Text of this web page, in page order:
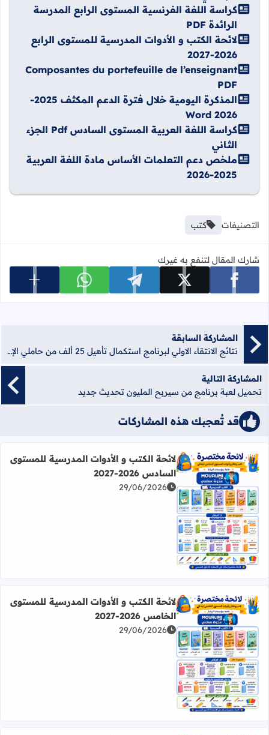
كراسة اللغة الفرنسية المستوى الرابع المدرسة
الرائدة PDF
لائحة الكتب و الأدوات المدرسية للمستوى الرابع
2026-2027
Composantes du portefeuille de l’enseignant
PDF
المذكرة اليومية خلال فترة الدعم المكثف 2025-
2026 Word
كراسة اللغة العربية المستوى السادس Pdf الجزء
الثاني
ملخص دعم التعلمات الأساس مادة اللغة العربية
2025-2026
التصنيفات كتب
شارك المقال لتنفع به غيرك
شارك على facebook شارك على x شارك على telegram شارك على whatsapp عرض
المشاركة السابقة
نتائج الانتقاء الاولي لبرنامج استكمال تأهيل 25 ألف من حاملي الإجازة Certificat des Compétences Professionnelles
المشاركة التالية
تحميل لعبة برنامج من سيربح المليون تحديث جديد
قد تُعجبك هذه المشاركات
اقرأ المزيد عن لائحة الكتب و الأدوات المدرسية للمستوى السادس
لائحة الكتب و الأدوات المدرسية للمستوى
السادس 2026-2027
29/06/2026
اقرأ المزيد عن لائحة الكتب و الأدوات المدرسية للمستوى الخامس
لائحة الكتب و الأدوات المدرسية للمستوى
الخامس 2026-2027
29/06/2026